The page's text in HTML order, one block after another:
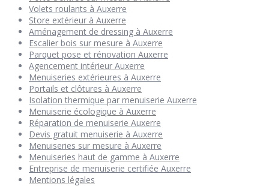
Volets roulants à Auxerre
Store extérieur à Auxerre
Aménagement de dressing à Auxerre
Escalier bois sur mesure à Auxerre
Parquet pose et rénovation Auxerre
Agencement intérieur Auxerre
Menuiseries extérieures à Auxerre
Portails et clôtures à Auxerre
Isolation thermique par menuiserie Auxerre
Menuiserie écologique à Auxerre
Réparation de menuiserie Auxerre
Devis gratuit menuiserie à Auxerre
Menuiseries sur mesure à Auxerre
Menuiseries haut de gamme à Auxerre
Entreprise de menuiserie certifiée Auxerre
Mentions légales